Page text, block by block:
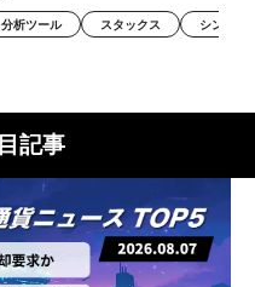
分析ツール スタックス シンボル
記事